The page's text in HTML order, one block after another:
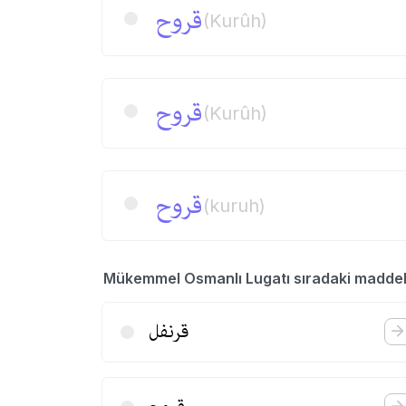
قروح(Kurûh)
قروح(Kurûh)
قروح(kuruh)
Mükemmel Osmanlı Lugatı sıradaki
قرنفل